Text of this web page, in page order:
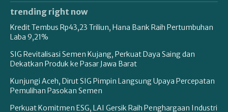
trending right now
Kredit Tembus Rp43,23 Triliun, Hana Bank Raih Pertumbuhan
Laba 9,21%
SIG Revitalisasi Semen Kujang, Perkuat Daya Saing dan
Dekatkan Produk ke Pasar Jawa Barat
Kunjungi Aceh, Dirut SIG Pimpin Langsung Upaya Percepatan
Pemulihan Pasokan Semen
Perkuat Komitmen ESG, LAI Gersik Raih Penghargaan Industri